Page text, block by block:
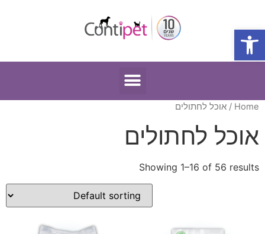
פתח סרגל נגישות
Home / אוכל לחתולים
אוכל לחתולים
Showing 1–16 of 56 results